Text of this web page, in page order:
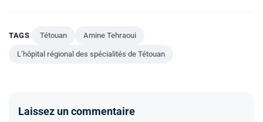
TAGS Tétouan Amine Tehraoui
L’hôpital régional des spécialités de Tétouan
Laissez un commentaire